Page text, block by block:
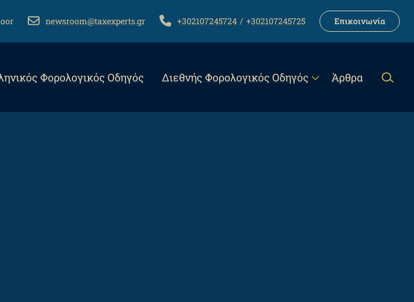
EMAILnewsroom@taxexperts.gr TELEPHONE
+302107245724 +302107245725 LINKΕπικοινωνία
Φορολογικός Οδηγός Διεθνής Φορολογικός Οδηγός Άρθρα